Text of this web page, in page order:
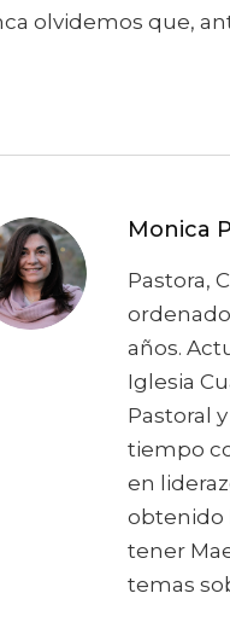
olvidemos que,
Monica
Pastora,
años.
Iglesia
Pastoral
tiempo
en
obtenido
tener
temas